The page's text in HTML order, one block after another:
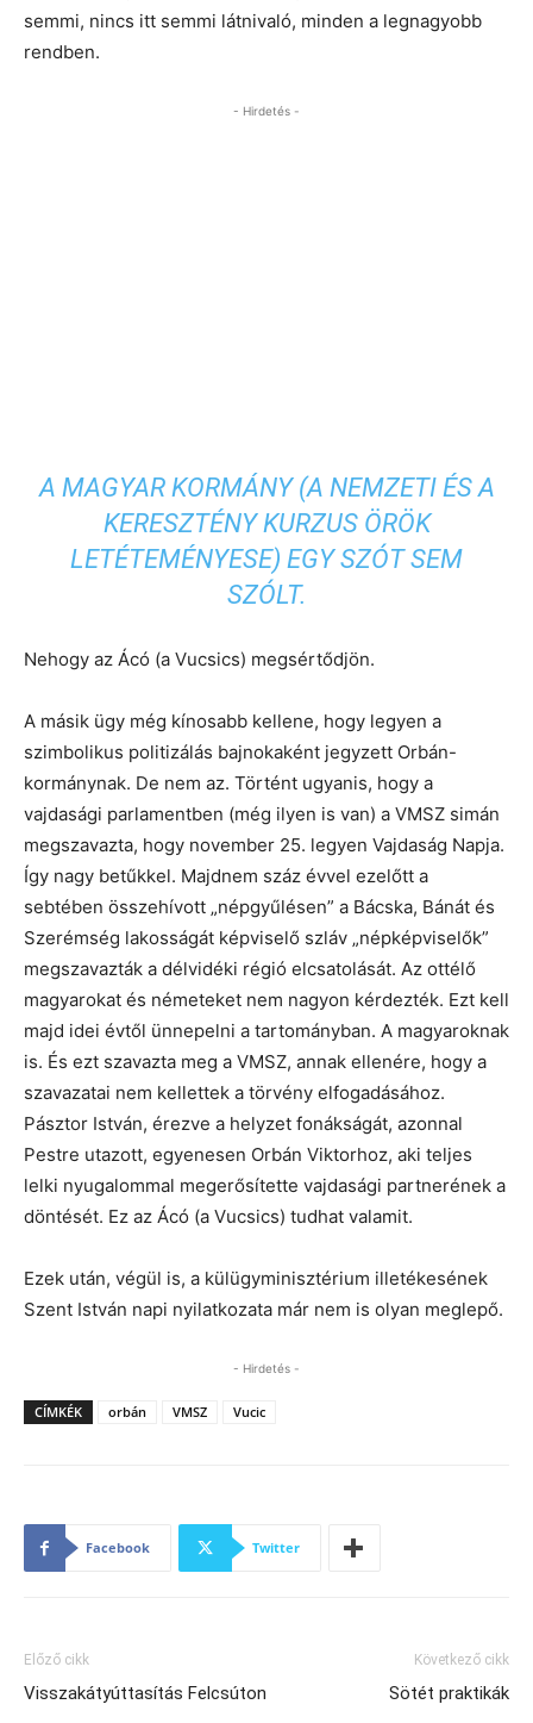
semmi, nincs itt semmi látnivaló, minden a legnagyobb
rendben.
- Hirdetés -
A MAGYAR KORMÁNY (A NEMZETI ÉS A
KERESZTÉNY KURZUS ÖRÖK
LETÉTEMÉNYESE) EGY SZÓT SEM
SZÓLT.
Nehogy az Ácó (a Vucsics) megsértődjön.
A másik ügy még kínosabb kellene, hogy legyen a
szimbolikus politizálás bajnokaként jegyzett Orbán-
kormánynak. De nem az. Történt ugyanis, hogy a
vajdasági parlamentben (még ilyen is van) a VMSZ simán
megszavazta, hogy november 25. legyen Vajdaság Napja.
Így nagy betűkkel. Majdnem száz évvel ezelőtt a
sebtében összehívott „népgyűlésen” a Bácska, Bánát és
Szerémség lakosságát képviselő szláv „népképviselők”
megszavazták a délvidéki régió elcsatolását. Az ottélő
magyarokat és németeket nem nagyon kérdezték. Ezt kell
majd idei évtől ünnepelni a tartományban. A magyaroknak
is. És ezt szavazta meg a VMSZ, annak ellenére, hogy a
szavazatai nem kellettek a törvény elfogadásához.
Pásztor István, érezve a helyzet fonákságát, azonnal
Pestre utazott, egyenesen Orbán Viktorhoz, aki teljes
lelki nyugalommal megerősítette vajdasági partnerének a
döntését. Ez az Ácó (a Vucsics) tudhat valamit.
Ezek után, végül is, a külügyminisztérium illetékesének
Szent István napi nyilatkozata már nem is olyan meglepő.
- Hirdetés -
CÍMKÉK orbán VMSZ Vucic
Facebook Twitter
Előző cikk
Visszakátyúttasítás Felcsúton
Következő cikk
Sötét praktikák